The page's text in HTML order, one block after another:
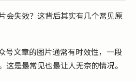
会失效？这背后其实有几个常见原
号文章的图片通常有时效性，一段
这是最常见也最让人无奈的情况。